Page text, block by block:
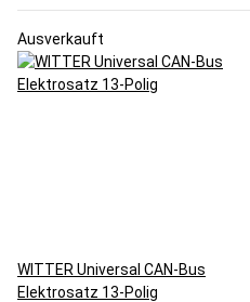
Ausverkauft
WITTER Universal CAN-Bus
Elektrosatz 13-Polig